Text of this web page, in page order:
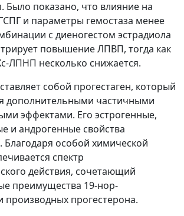
Было показано, что влияние на
и параметры гемостаза менее
с диеногестом эстрадиола
повышение ЛПВП, тогда как
ЛПНП несколько снижается.
собой прогестаген, который
дополнительными частичными
эффектами. Его эстрогенные,
и андрогенные свойства
Благодаря особой химической
спектр
действия, сочетающий
преимущества 19-нор-
производных прогестерона.